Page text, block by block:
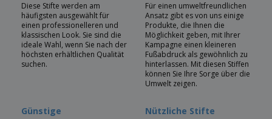
Diese Stifte werden am
häufigsten ausgewählt für
einen professionelleren und
klassischen Look. Sie sind die
ideale Wahl, wenn Sie nach der
höchsten erhältlichen Qualität
suchen.
Für einen umweltfreundlichen
Ansatz gibt es von uns einige
Produkte, die Ihnen die
Möglichkeit geben, mit Ihrer
Kampagne einen kleineren
Fußabdruck als gewöhnlich zu
hinterlassen. Mit diesen Stiffen
können Sie Ihre Sorge über die
Umwelt zeigen.
Günstige
Nützliche Stifte